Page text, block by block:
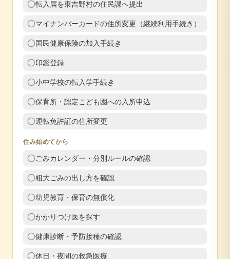
転入届を東吉野村の住民課へ提出
マイナンバーカードの住所変更（継続利用手続き）
国民健康保険の加入手続き
印鑑登録
小中学校の転入学手続き
保育所・認定こども園への入所申込
運転免許証の住所変更
住み始めてから
ごみカレンダー・分別ルールの確認
粗大ごみの出し方を確認
幼児教育・保育の無償化
かかりつけ医を探す
健康診断・予防接種の確認
休日・夜間の救急医療